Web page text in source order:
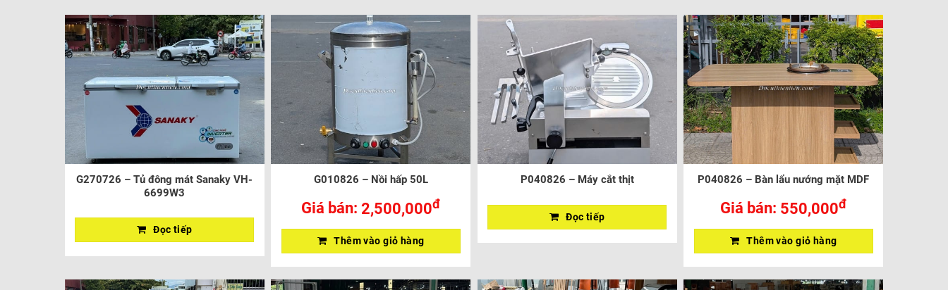
G270726 – Tủ đông mát Sanaky VH-
6699W3
Đọc tiếp
G010826 – Nồi hấp 50L
Giá bán: 2,500,000đ
Thêm vào giỏ hàng
P040826 – Máy cắt thịt
Đọc tiếp
P040826 – Bàn lẩu nướng mặt MDF
Giá bán: 550,000đ
Thêm vào giỏ hàng